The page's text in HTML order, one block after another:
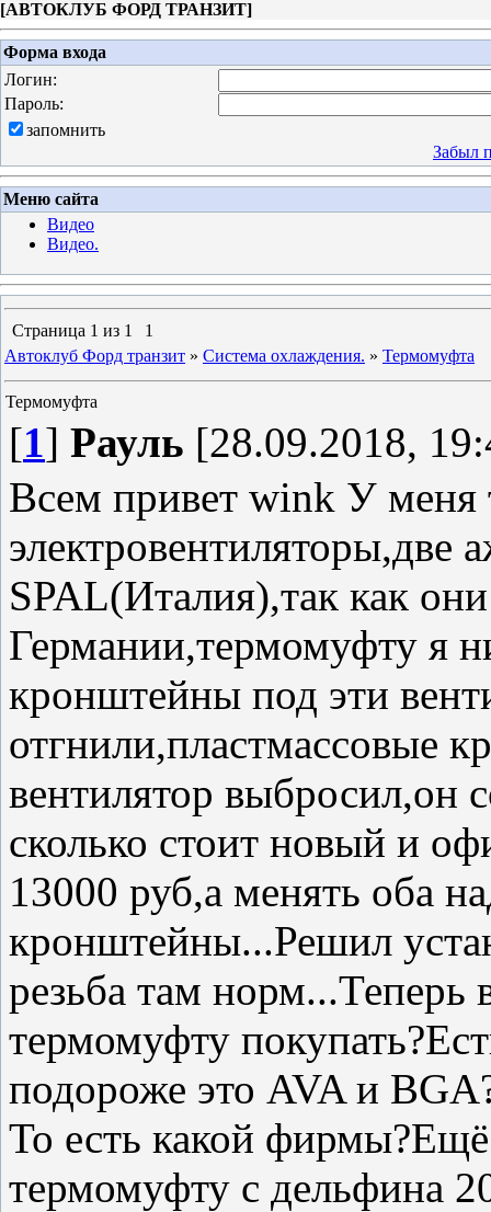
[АВТОКЛУБ ФОРД ТРАНЗИТ]
Форма входа
Логин:
Пароль:
запомнить
Забыл
Меню сайта
Видео
Видео.
Страница 1 из 1
1
Автоклуб Форд транзит » Система охлаждения. » Термомуфта
Термомуфта
[1] Рауль [28.09.2018,
Всем привет wink У меня
SPAL(Италия),так как
Германии,термомуфту я
кронштейны под эти
отгнили,пластмассовые
вентилятор выбросил,он
сколько стоит новый и
13000 руб,а менять оба
кронштейны...Решил
резьба там
термомуфту
подороже это AVA и
То есть какой
термомуфту с дельфина